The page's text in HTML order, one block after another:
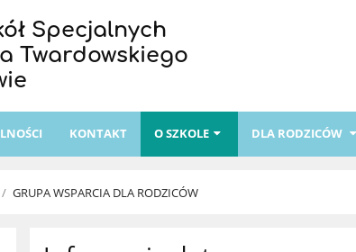
Specjalnych
Twardowskiego
KONTAKT O SZKOLE DLA RODZICÓW
/ GRUPA WSPARCIA DLA RODZICÓW